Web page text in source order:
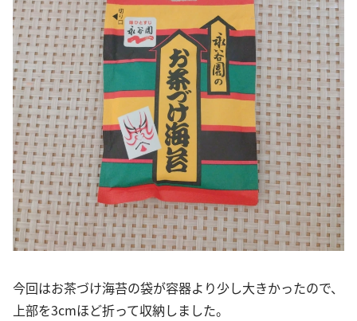
今回はお茶づけ海苔の袋が容器より少し大きかったので、
上部を3cmほど折って収納しました。